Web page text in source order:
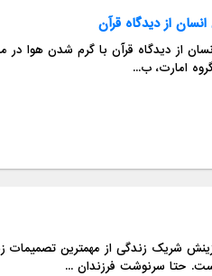
از دیدگاه قرآن
امارت، ب...
شریک زندگی از مهمترین
حتا سرنوشت فرزندان ...